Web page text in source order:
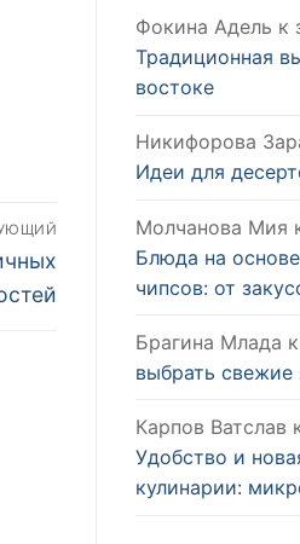
Фокина Адель к
Традиционная
востоке
Никифорова
Идеи для
Молчанова Мия
Блюда на
чипсов: от
Брагина Млада
выбрать свежие
Карпов Ватслав
Удобство и
кулинарии: